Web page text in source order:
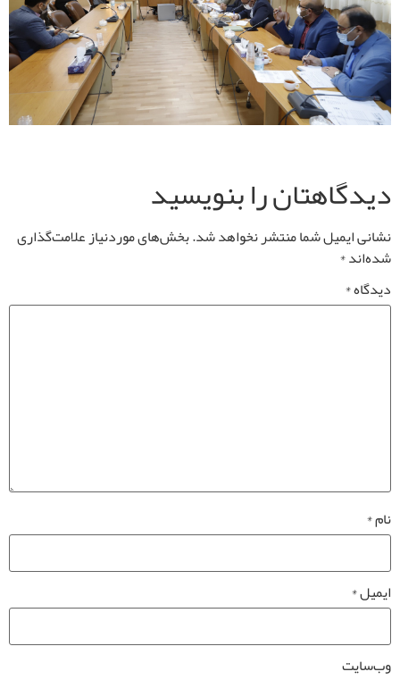
دیدگاهتان را بنویسید
نشانی ایمیل شما منتشر نخواهد شد.بخش‌های موردنیاز علامت‌گذاری
شده‌اند*
دیدگاه*
نام*
ایمیل*
وب‌سایت